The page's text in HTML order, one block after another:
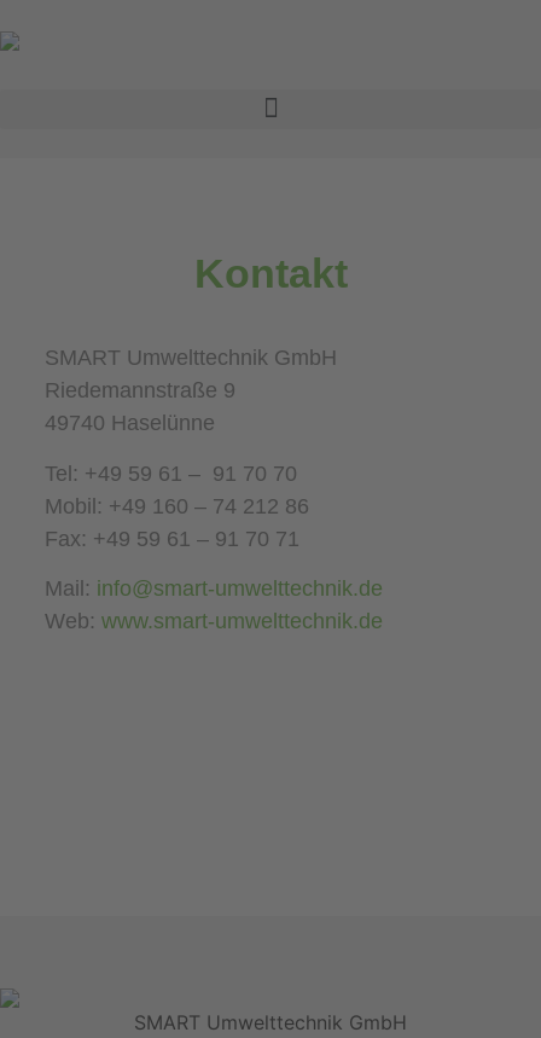
Kontakt
SMART Umwelttechnik GmbH
Riedemannstraße 9
49740 Haselünne
Tel: +49 59 61 – 91 70 70
Mobil: +49 160 – 74 212 86
Fax: +49 59 61 – 91 70 71
Mail: info@smart-umwelttechnik.de
Web: www.smart-umwelttechnik.de
SMART Umwelttechnik GmbH